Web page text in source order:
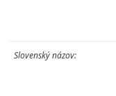
Slovenský názov: